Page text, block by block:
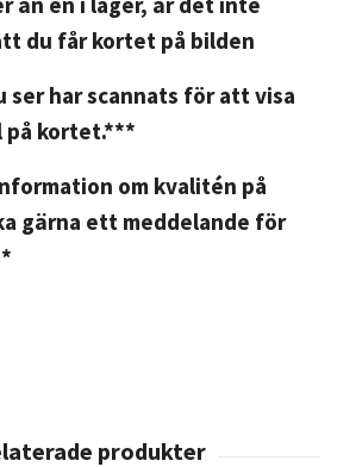
du får kortet på bilden
har scannats för att visa
på kortet.***
om kvalitén på
gärna ett meddelande för